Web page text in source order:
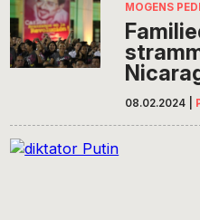
MOGENS
08.02.2024